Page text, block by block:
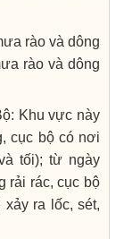
rào và dông
rào và dông
Khu vực này
cục bộ có nơi
tối); từ ngày
rải rác, cục bộ
ra lốc, sét,